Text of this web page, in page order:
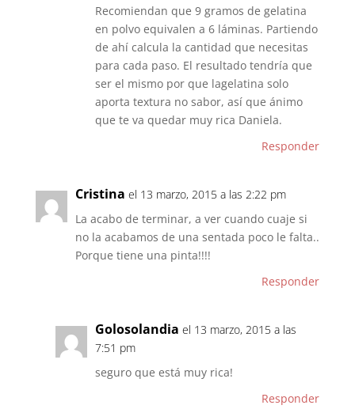
Recomiendan que 9 gramos de gelatina
en polvo equivalen a 6 láminas. Partiendo
de ahí calcula la cantidad que necesitas
para cada paso. El resultado tendría que
ser el mismo por que lagelatina solo
aporta textura no sabor, así que ánimo
que te va quedar muy rica Daniela.
Responder
Cristina el 13 marzo, 2015 a las 2:22 pm
La acabo de terminar, a ver cuando cuaje si
no la acabamos de una sentada poco le falta..
Porque tiene una pinta!!!!
Responder
Golosolandia el 13 marzo, 2015 a las
7:51 pm
seguro que está muy rica!
Responder